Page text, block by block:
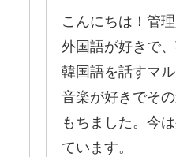
こんにちは！管
外国語が好きで
韓国語を話すマ
音楽が好きでそ
もちました。今
ています。